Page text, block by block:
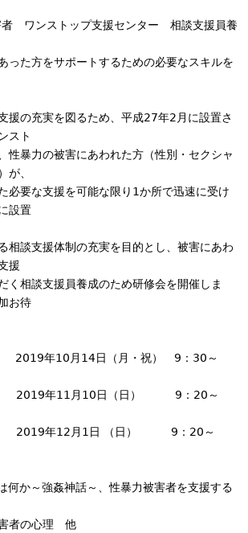
k
e
s
-
a
)
者 ワンストップ支援センター 相談支援員養
方をサポートするための必要なスキルを
援の充実を図るため、平成27年2月に設置さ
スト
性暴力の被害にあわれた方（性別・セクシャ
が、
必要な支援を可能な限り1か所で迅速に受け
設置
相談支援体制の充実を目的とし、被害にあわ
援
く相談支援員養成のため研修会を開催しま
お待
年10月14日（月・祝） 9：30～
11月10日（日） 9：20～
12月1日 （日） 9：20～
か～強姦神話～、性暴力被害者を支援する
の心理 他